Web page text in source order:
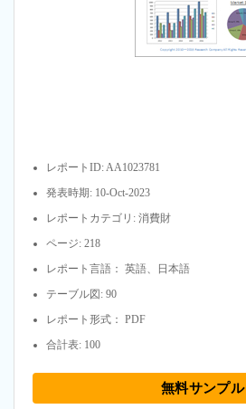
レポートID: AA1023781
発表時期: 10-Oct-2023
レポートカテゴリ: 消費財
ページ: 218
レポート言語： 英語、日本語
テーブル図: 90
レポート形式： PDF
合計表: 100
無料サンプル